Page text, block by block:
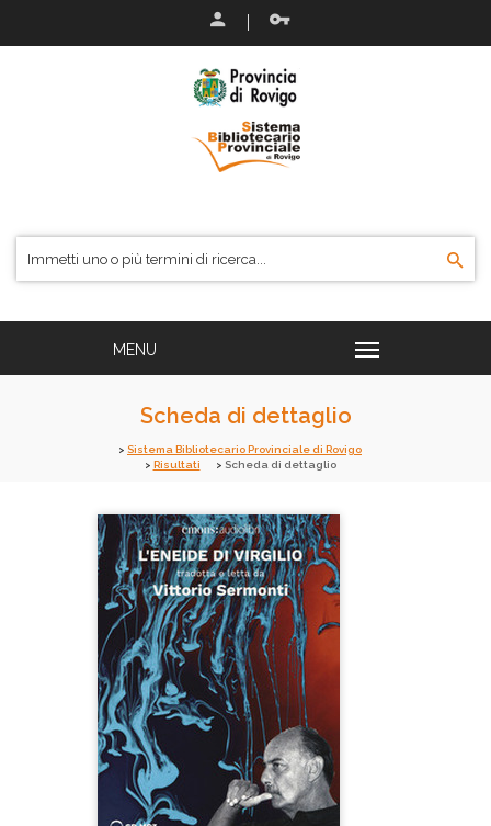
Scheda di dettaglio
Sistema Bibliotecario Provinciale di Rovigo
Risultati
Scheda di dettaglio